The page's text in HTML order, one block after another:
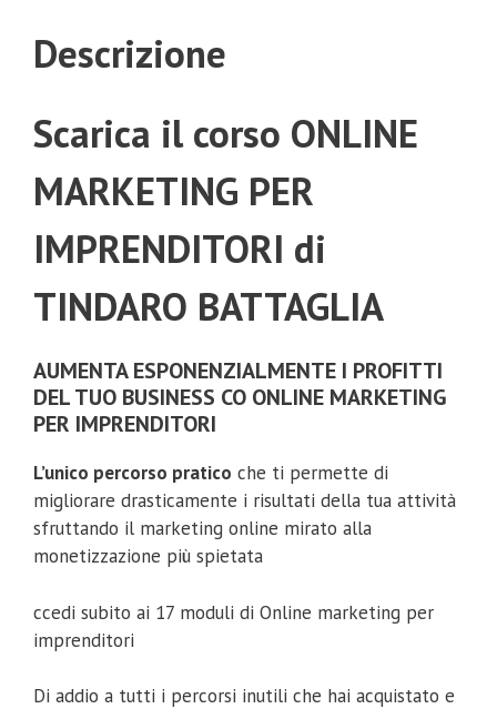
Descrizione
Scarica il corso ONLINE
MARKETING PER
IMPRENDITORI di
TINDARO BATTAGLIA
AUMENTA ESPONENZIALMENTE I PROFITTI
DEL TUO BUSINESS CO ONLINE MARKETING
PER IMPRENDITORI
L’unico percorso pratico che ti permette di
migliorare drasticamente i risultati della tua attività
sfruttando il marketing online mirato alla
monetizzazione più spietata
ccedi subito ai 17 moduli di Online marketing per
imprenditori
Di addio a tutti i percorsi inutili che hai acquistato e